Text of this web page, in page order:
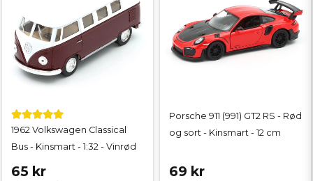
1962 Volkswagen Classical
Bus - Kinsmart - 1:32 - Vinrød
65 kr
Porsche 911 (991) GT2 RS - Rød
og sort - Kinsmart - 12 cm
69 kr